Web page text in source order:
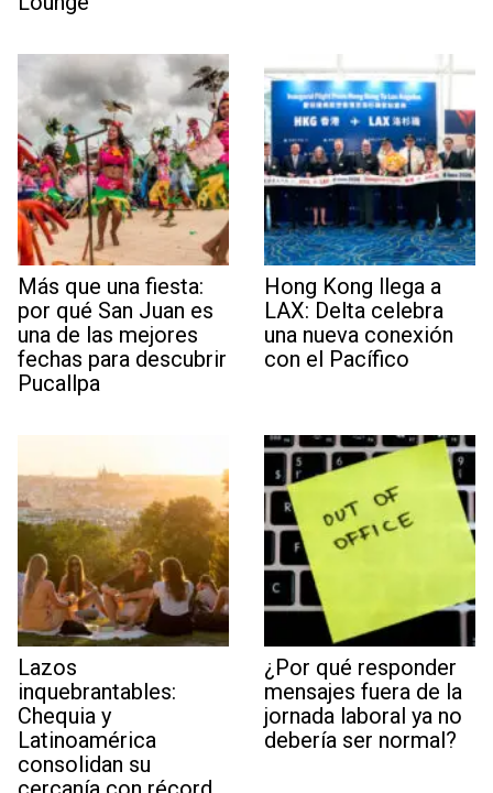
Más que una fiesta:
por qué San Juan es
una de las mejores
fechas para descubrir
Pucallpa
Hong Kong llega a
LAX: Delta celebra
una nueva conexión
con el Pacífico
Lazos
inquebrantables:
Chequia y
Latinoamérica
consolidan su
¿Por qué responder
mensajes fuera de la
jornada laboral ya no
debería ser normal?